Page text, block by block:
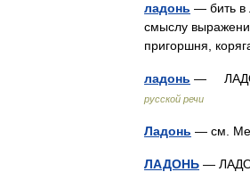
ладонь — бить в
смыслу
пригоршня,
ладонь —
русской речи
Ладонь — см.
ЛАДОНЬ —